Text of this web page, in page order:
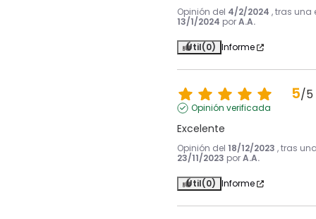
Opinión del 4/2/2024 , tras una
13/1/2024 porA.A.
Útil(0) Informe
5/5
Opinión verificada
Excelente
Opinión del 18/12/2023 , tras
23/11/2023 porA.A.
Útil(0) Informe